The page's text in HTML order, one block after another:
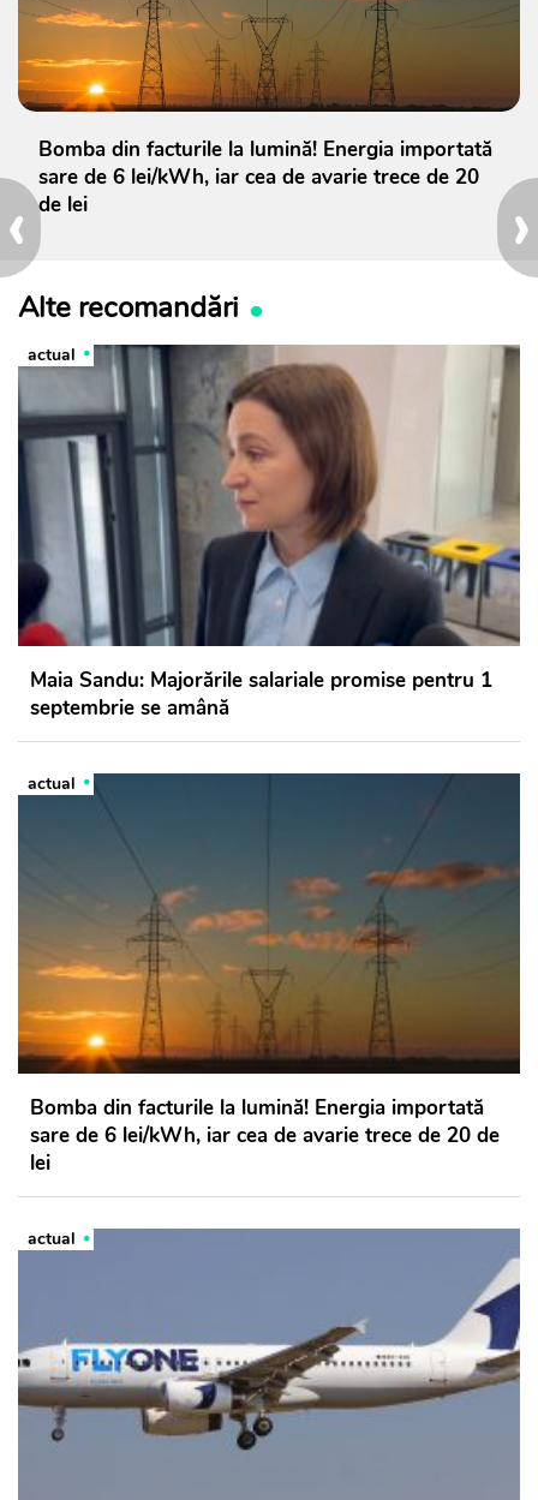
›
‹
Bomba din facturile la lumină! Energia importată
sare de 6 lei/kWh, iar cea de avarie trece de 20
de lei
Alte recomandări
actual
Maia Sandu: Majorările salariale promise pentru 1
septembrie se amână
actual
Bomba din facturile la lumină! Energia importată
sare de 6 lei/kWh, iar cea de avarie trece de 20 de
lei
actual